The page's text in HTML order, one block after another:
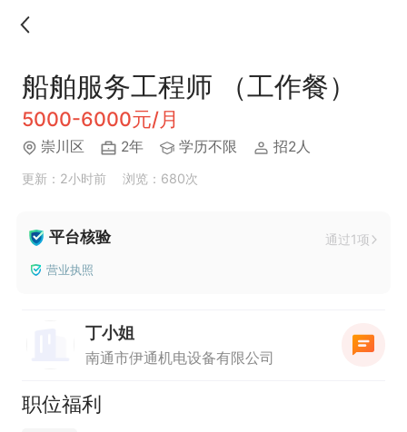
船舶服务工程师 （工作餐）
5000-6000元/月
崇川区 2年 学历不限 招2人
更新：2小时前 浏览：680次
平台核验 通过1项
营业执照
丁小姐
南通市伊通机电设备有限公司
职位福利